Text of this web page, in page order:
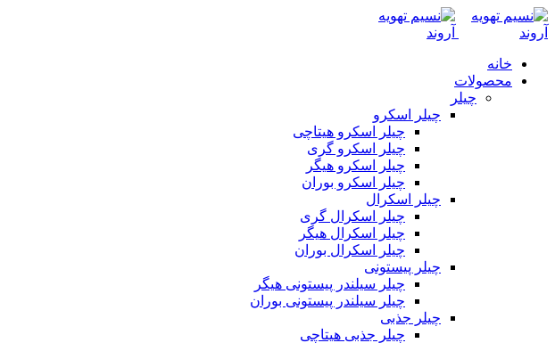
خانه
محصولات
چیلر
چیلر اسکرو
چیلر اسکرو هیتاچی
چیلر اسکرو گری
چیلر اسکرو هیگر
چیلر اسکرو بوران
چیلر اسکرال
چیلر اسکرال گری
چیلر اسکرال هیگر
چیلر اسکرال بوران
چیلر پیستونی
چیلر سیلندر پیستونی هیگر
چیلر سیلندر پیستونی بوران
چیلر جذبی
چیلر جذبی هیتاچی